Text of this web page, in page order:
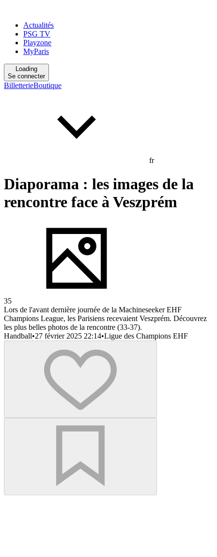
Actualités
PSG TV
Playzone
MyParis
Loading
Se connecter
BilletterieBoutique
fr
Diaporama : les images de la
rencontre face à Veszprém
35
Lors de l'avant dernière journée de la Machineseeker EHF
Champions League, les Parisiens recevaient Veszprém. Découvrez
les plus belles photos de la rencontre (33-37).
Handball•27 février 2025 22:14•Ligue des Champions EHF